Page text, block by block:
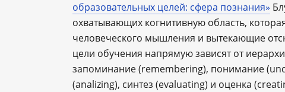
образовательных целей: сфера познания»
охватывающих когнитивную область,
человеческого мышления и вытекающие
цели обучения напрямую зависят от
запоминание (remembering), понимание
(analizing), синтез (evaluating) и оценка